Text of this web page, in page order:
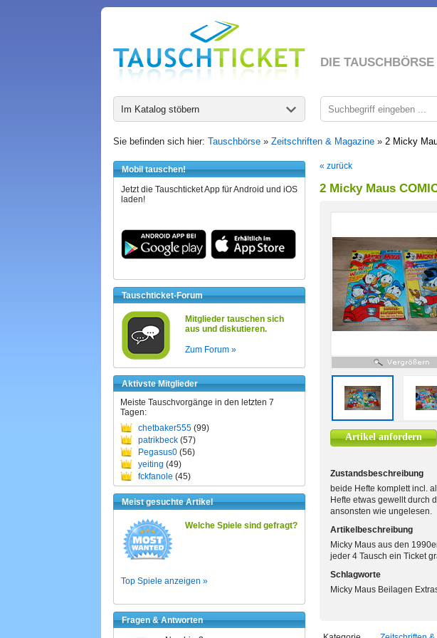
DIE TAUSCHBÖRSE
Im Katalog stöbern
Sie befinden sich hier: Tauschbörse » Zeitschriften & Magazine » 2 Micky
Mobil tauschen!
Jetzt die Tauschticket App für Android und iOS
laden!
Tauschticket-Forum
Mitglieder tauschen sich
aus und diskutieren.
Zum Forum »
Aktivste Mitglieder
Meiste Tauschvorgänge in den letzten 7
Tagen:
chetbaker555 (99)
patrikbeck (57)
Pegasus0 (56)
yeiting (49)
fckfanole (45)
Meist gesuchte Artikel
Welche Spiele sind gefragt?
Top Spiele anzeigen »
Fragen & Antworten
« zurück
2 Micky Maus
Artikel anfordern
Zustandsbeschreibung
beide Hefte komplett incl.
Hefte etwas gewellt durch
ansonsten wie ungelesen.
Artikelbeschreibung
Micky Maus aus den
jeder 4 Tausch ein Ticket
Schlagworte
Micky Maus Beilagen